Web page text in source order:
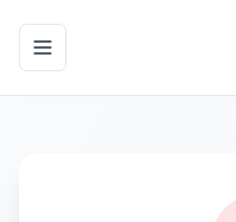
Toggle navigation menu